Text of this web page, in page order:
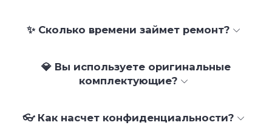
✨ Сколько времени займет ремонт?
💎 Вы используете оригинальные
комплектующие?
👓 Как насчет конфиденциальности?